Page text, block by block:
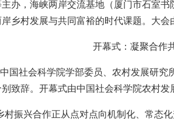
办，海峡两岸交流基地（厦门市石室
乡村发展与共同富裕的时代课题。大会
开幕式：凝聚合作
国社会科学院学部委员、农村发展研
致辞。开幕式由中国社会科学院农村发
村振兴合作正从点对点向机制化、常态